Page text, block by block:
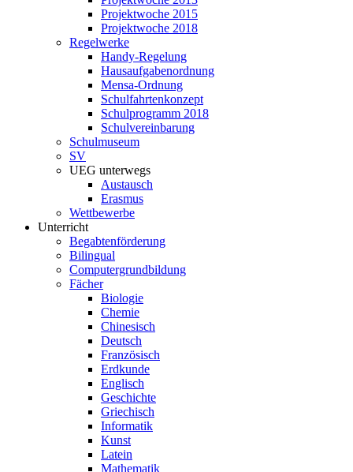
Projektwoche 2015
Projektwoche 2018
Regelwerke
Handy-Regelung
Hausaufgabenordnung
Mensa-Ordnung
Schulfahrtenkonzept
Schulprogramm 2018
Schulvereinbarung
Schulmuseum
SV
UEG unterwegs
Austausch
Erasmus
Wettbewerbe
Unterricht
Begabtenförderung
Bilingual
Computergrundbildung
Fächer
Biologie
Chemie
Chinesisch
Deutsch
Französisch
Erdkunde
Englisch
Geschichte
Griechisch
Informatik
Kunst
Latein
Mathematik